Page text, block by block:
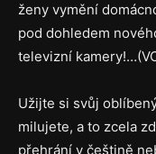
ženy vymění
pod dohledem
televizní
Užijte si svůj
milujete, a to zcela
přehrání v češtině